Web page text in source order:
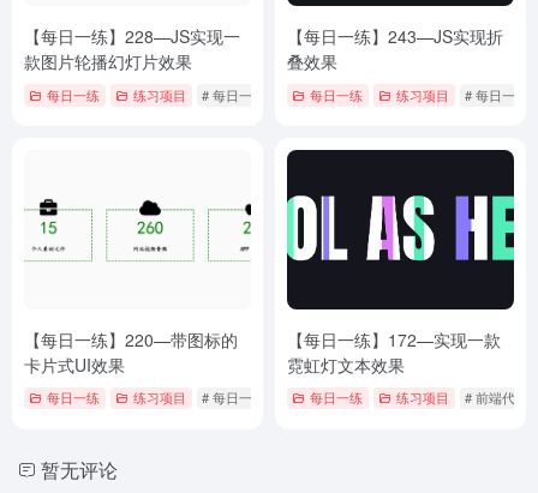
【每日一练】228—JS实现一
款图片轮播幻灯片效果
每日一练 练习项目 # 每日一练
【每日一练】243—JS实现折
叠效果
每日一练 练习项目 # 每日一练
【每日一练】220—带图标的
卡片式UI效果
每日一练 练习项目 # 每日一练
【每日一练】172—实现一款
霓虹灯文本效果
每日一练 练习项目 # 前端代码
暂无评论